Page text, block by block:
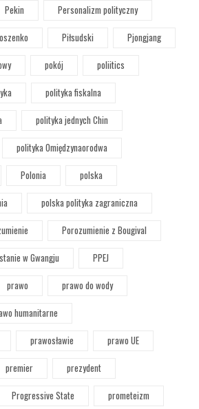
Pekin
Personalizm polityczny
Piłsudski
Pjongjang
pokój
poliitics
polityka fiskalna
polityka jednych Chin
polityka Omiędzynaorodwa
Polonia
polska
polska polityka zagraniczna
Porozumienie z Bougival
w Gwangju
PPEJ
prawo
prawo do wody
humanitarne
prawosławie
prawo UE
premier
prezydent
Progressive State
prometeizm